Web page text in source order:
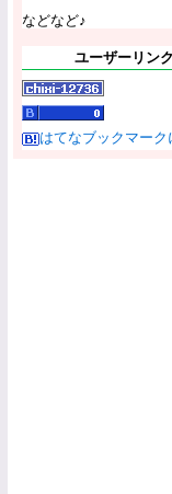
などなど♪
ユーザーリンク
はてなブックマーク